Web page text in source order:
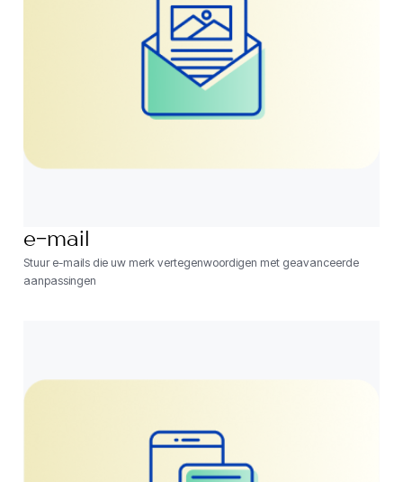
e-mail
Stuur e-mails die uw merk vertegenwoordigen met geavanceerde
aanpassingen